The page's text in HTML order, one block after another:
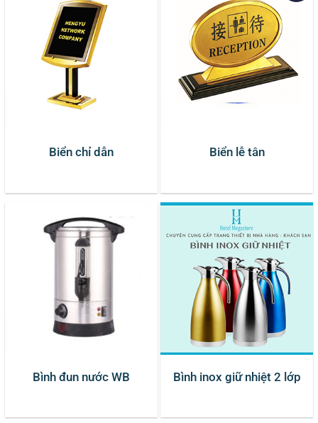
Biển chỉ dẫn Biển lễ tân
Bình đun nước WB Bình inox giữ nhiệt 2 lớp